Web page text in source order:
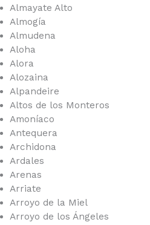
Almayate Alto
Almogía
Almudena
Aloha
Alora
Alozaina
Alpandeire
Altos de los Monteros
Amoníaco
Antequera
Archidona
Ardales
Arenas
Arriate
Arroyo de la Miel
Arroyo de los Ángeles